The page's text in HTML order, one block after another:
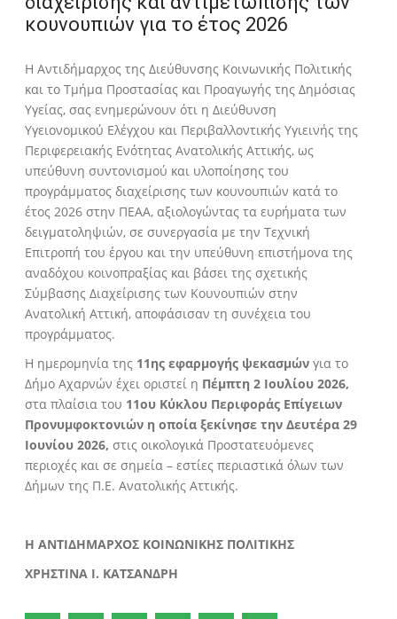
κουνουπιών για το έτος 2026
Η Αντιδήμαρχος της Διεύθυνσης Κοινωνικής Πολιτικής
και το Τμήμα Προστασίας και Προαγωγής της Δημόσιας
Υγείας, σας ενημερώνουν ότι η Διεύθυνση
Υγειονομικού Ελέγχου και Περιβαλλοντικής Υγιεινής της
Περιφερειακής Ενότητας Ανατολικής Αττικής, ως
υπεύθυνη συντονισμού και υλοποίησης του
προγράμματος διαχείρισης των κουνουπιών κατά το
έτος 2026 στην ΠΕΑΑ, αξιολογώντας τα ευρήματα των
δειγματοληψιών, σε συνεργασία με την Τεχνική
Επιτροπή του έργου και την υπεύθυνη επιστήμονα της
αναδόχου κοινοπραξίας και βάσει της σχετικής
Σύμβασης Διαχείρισης των Κουνουπιών στην
Ανατολική Αττική, αποφάσισαν τη συνέχεια του
προγράμματος.
Η ημερομηνία της 11ης εφαρμογής ψεκασμώνγια το
Δήμο Αχαρνών έχει οριστεί η Πέμπτη 2 Ιουλίου 2026,
στα πλαίσια του 11ου Κύκλου Περιφοράς Επίγειων
Προνυμφοκτονιών η οποία ξεκίνησε την Δευτέρα 29
Ιουνίου 2026,στις οικολογικά Προστατευόμενες
περιοχές και σε σημεία – εστίες περιαστικά όλων των
Δήμων της Π.Ε. Ανατολικής Αττικής.
Η ΑΝΤΙΔΗΜΑΡΧΟΣ ΚΟΙΝΩΝΙΚΗΣ ΠΟΛΙΤΙΚΗΣ
ΧΡΗΣΤΙΝΑ Ι. ΚΑΤΣΑΝΔΡΗ